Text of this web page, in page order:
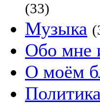
(33)
Музыка
Обо мне
О моём